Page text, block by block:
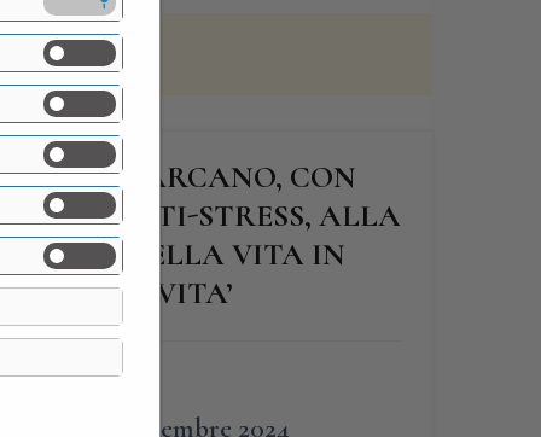
VILLA CARCANO, CON
ANTI-STRESS, ALLA
DELLA VITA IN
– NOVITA’
22 Settembre 2024